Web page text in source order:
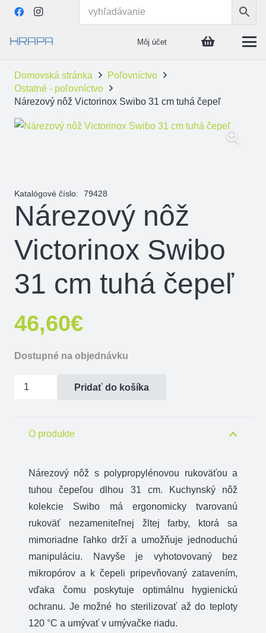
Môj účet
Domovská stránka
Poľovníctvo
Ostatné - poľovníctvo
Nárezový nôž Victorinox Swibo 31 cm tuhá čepeľ
Katalógové číslo: 79428
Nárezový nôž
Victorinox Swibo
31 cm tuhá čepeľ
46,60€
Dostupné na objednávku
množstvo
Victorinox
Pridať do košíka
O produkte
Nárezový nôž s polypropylénovou rukoväťou a
tuhou čepeľou dlhou 31 cm. Kuchynský nôž
kolekcie Swibo má ergonomicky tvarovanú
rukoväť nezameniteľnej žltej farby, ktorá sa
mimoriadne ľahko drží a umožňuje jednoduchú
manipuláciu. Navyše je vyhotovovaný bez
mikropórov a k čepeli pripevňovaný zatavením,
vďaka čomu poskytuje optimálnu hygienickú
ochranu. Je možné ho sterilizovať až do teploty
120 °C a umývať v umývačke riadu.